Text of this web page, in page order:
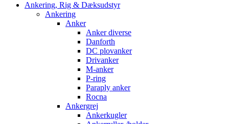
Ankering, Rig & Dæksudstyr
Ankering
Anker
Anker diverse
Danforth
DC plovanker
Drivanker
M-anker
P-ring
Paraply anker
Rocna
Ankergrej
Ankerkugler